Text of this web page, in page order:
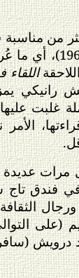
مناسبة
(1963)، أي
رانيكي
غلبت
عديدة
تاج
الثقافة
(على
درويش